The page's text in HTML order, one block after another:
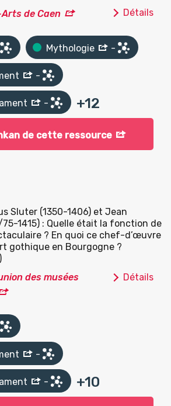
de Caen
Détails
Mythologie -
-
- +12
de cette ressource
Sluter (1350-1406) et Jean
75-1415) : Quelle était la fonction de
? En quoi ce chef-d’œuvre
gothique en Bourgogne ?
des musées
Détails
-
- +10